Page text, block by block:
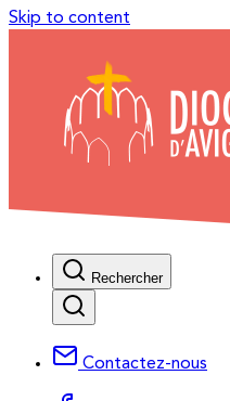
Skip to content
Rechercher
Contactez-nous